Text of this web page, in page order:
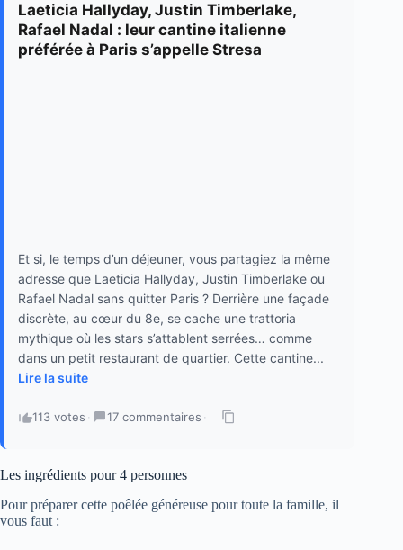
Laeticia Hallyday, Justin Timberlake,
Rafael Nadal : leur cantine italienne
préférée à Paris s’appelle Stresa
Et si, le temps d’un déjeuner, vous partagiez la même
adresse que Laeticia Hallyday, Justin Timberlake ou
Rafael Nadal sans quitter Paris ? Derrière une façade
discrète, au cœur du 8e, se cache une trattoria
mythique où les stars s’attablent serrées… comme
dans un petit restaurant de quartier. Cette cantine...
Lire la suite
113 votes · 17 commentaires ·
Les ingrédients pour 4 personnes
Pour préparer cette poêlée généreuse pour toute la famille, il
vous faut :